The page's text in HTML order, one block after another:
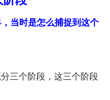
当时是怎么捕捉到这个
三个阶段，这三个阶段